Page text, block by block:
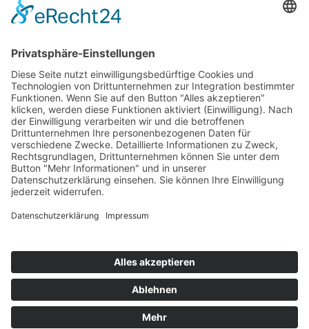
Kontakt
Impressum
Allgemeine Geschäftsbedingungen (AGB)
Widerrufsbelehrung
Widerrufsformular
Zahlarten und Versandkosten
Umsetzung:
Wir machen Urlaub
vom 04.08.2026 bis 16.08.2026
Bestellungen werden weiterhin entgegengenommen –